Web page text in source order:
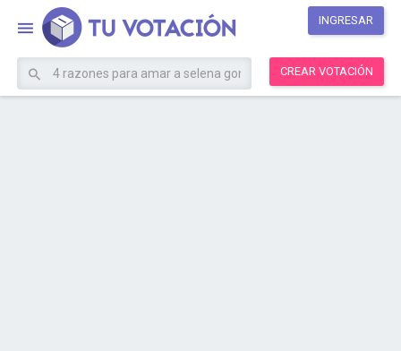
INGRESAR
CREAR VOTACIÓN